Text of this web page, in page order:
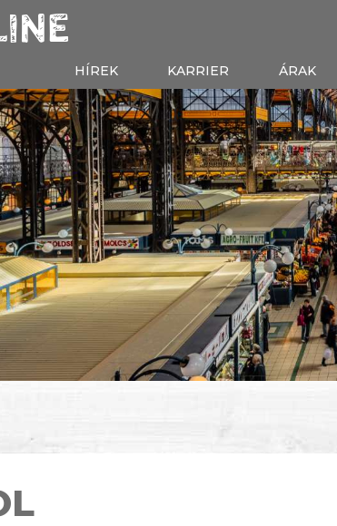
HÍREK KARRIER ÁRAK